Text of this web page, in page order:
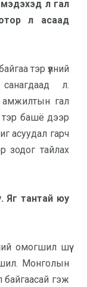
л гал
л асаад
тэр үүлний
л.
гал
тэр башё дээр
асуудал гарч
зодог тайлах
Яг тантай юу
омогшил шүү
Монголын
байгаасай гэж